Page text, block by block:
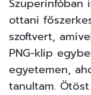
Szuperinfóban
ottani
szoftvert,
PNG-klip
egyetemen,
tanultam.